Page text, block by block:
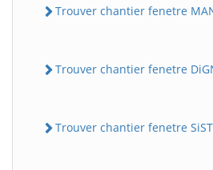
Trouver chantier fenetre
Trouver chantier fenetre
Trouver chantier fenetre